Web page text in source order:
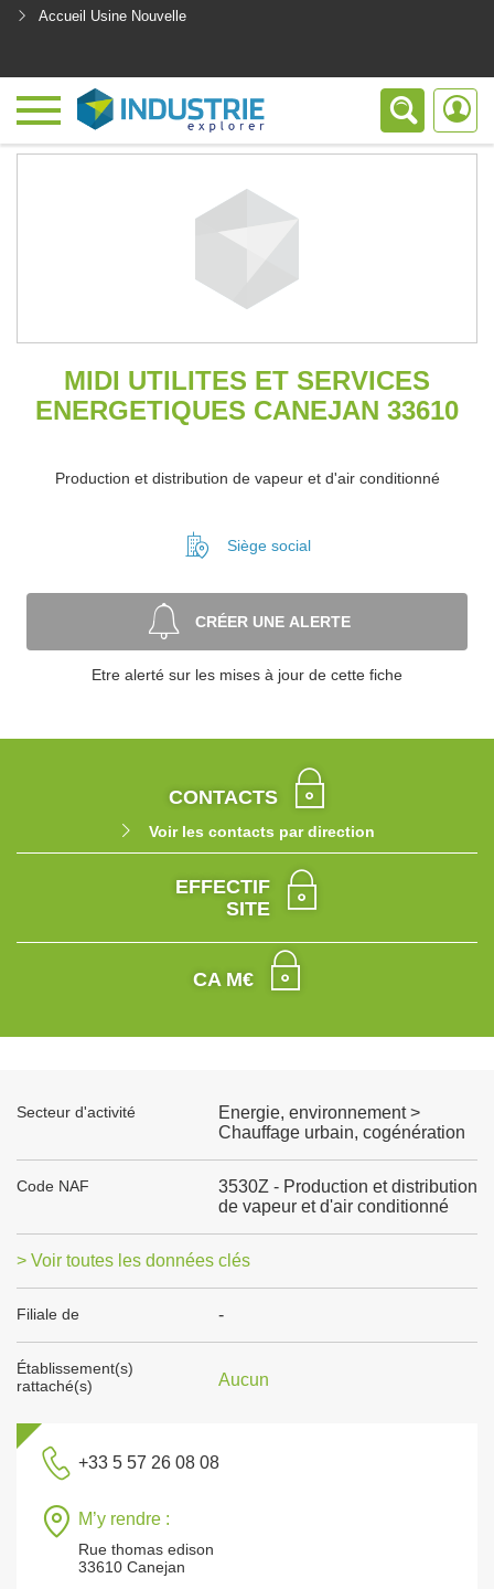
Accueil Usine Nouvelle
MIDI UTILITES ET SERVICES
ENERGETIQUES CANEJAN 33610
Production et distribution de vapeur et d'air conditionné
Siège social
CRÉER UNE ALERTE
Etre alerté sur les mises à jour de cette fiche
CONTACTS
Voir les contacts par direction
EFFECTIF
SITE
CA M€
Secteur d'activité
Energie, environnement >
Chauffage urbain, cogénération
Code NAF
3530Z - Production et distribution
de vapeur et d'air conditionné
> Voir toutes les données clés
Filiale de -
Établissement(s)
rattaché(s)
Aucun
+33 5 57 26 08 08
M’y rendre :
Rue thomas edison
33610 Canejan